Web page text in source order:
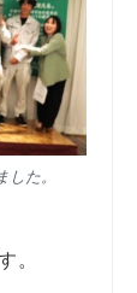
た。
。